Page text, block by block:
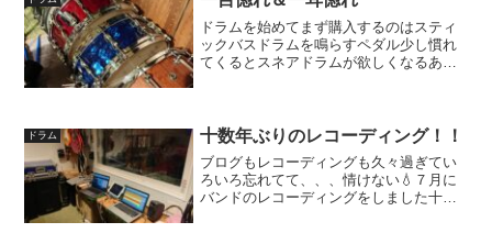
ドラムを始めてまず購入するのはスティ
ックバスドラムを鳴らすペダル少し慣れ
てくるとスネアドラムが欲しくなるあれ
った…あれはいくつ叩い...
ドラム 十数年ぶりのレコーディング！！
ブログもレコーディングも久々過ぎてい
ろいろ忘れてて、、、情けない💧７月に
バンドのレコーディングをしました十数